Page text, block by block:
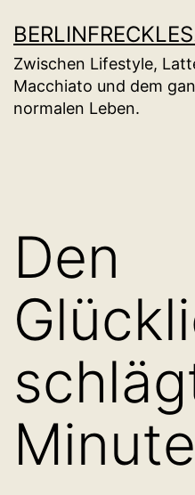
Inhalt
springen
Zwischen Lifestyle,
Macchiato und dem
normalen Leben.
Den
Minute